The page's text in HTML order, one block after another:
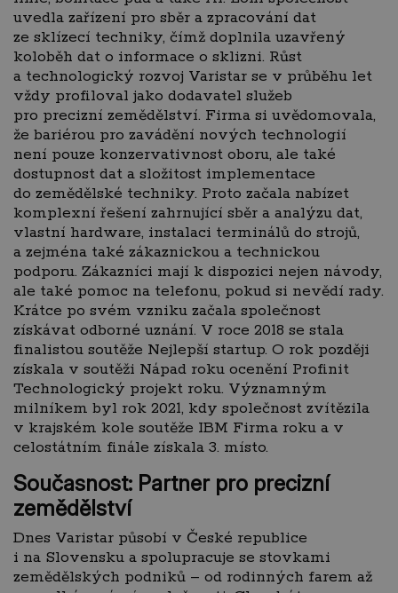
uvedla zařízení pro sběr a zpracování dat
ze sklízecí techniky, čímž doplnila uzavřený
koloběh dat o informace o sklizni. Růst
a technologický rozvoj Varistar se v průběhu let
vždy profiloval jako dodavatel služeb
pro precizní zemědělství. Firma si uvědomovala,
že bariérou pro zavádění nových technologií
není pouze konzervativnost oboru, ale také
dostupnost dat a složitost implementace
do zemědělské techniky. Proto začala nabízet
komplexní řešení zahrnující sběr a analýzu dat,
vlastní hardware, instalaci terminálů do strojů,
a zejména také zákaznickou a technickou
podporu. Zákazníci mají k dispozici nejen návody,
ale také pomoc na telefonu, pokud si nevědí rady.
Krátce po svém vzniku začala společnost
získávat odborné uznání. V roce 2018 se stala
finalistou soutěže Nejlepší startup. O rok později
získala v soutěži Nápad roku ocenění Profinit
Technologický projekt roku. Významným
milníkem byl rok 2021, kdy společnost zvítězila
v krajském kole soutěže IBM Firma roku a v
celostátním finále získala 3. místo.
Současnost: Partner pro precizní
zemědělství
Dnes Varistar působí v České republice
i na Slovensku a spolupracuje se stovkami
zemědělských podniků – od rodinných farem až